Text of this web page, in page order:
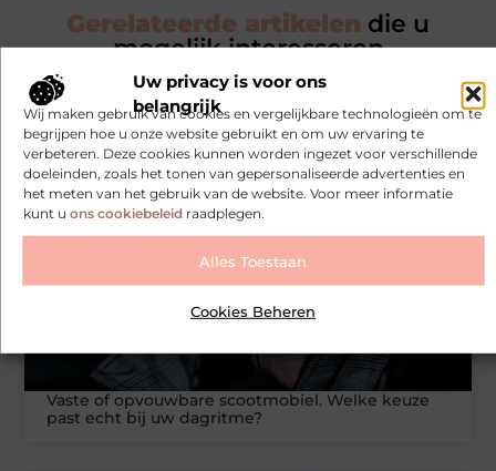
Uw privacy is voor ons
belangrijk
Wij maken gebruik van cookies en vergelijkbare technologieën om te
begrijpen hoe u onze website gebruikt en om uw ervaring te
verbeteren. Deze cookies kunnen worden ingezet voor verschillende
doeleinden, zoals het tonen van gepersonaliseerde advertenties en
het meten van het gebruik van de website. Voor meer informatie
kunt u ons cookiebeleidraadplegen.
Alles Toestaan
Cookies Beheren
Gerelateerde artikelen die u
mogelijk interesseren
De gezondheidsvoordelen van een houtkachel
binnen
PRODUCTEN EN WINKELEN
Vaste of opvouwbare scootmobiel. Welke keuze
past echt bij uw dagritme?